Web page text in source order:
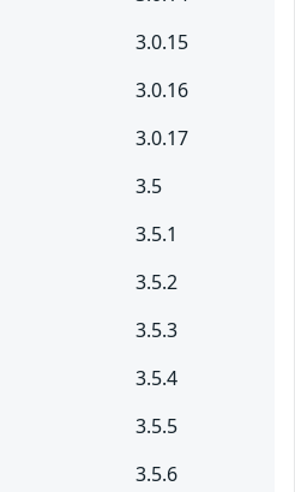
3.0.15
3.0.16
3.0.17
3.5
3.5.1
3.5.2
3.5.3
3.5.4
3.5.5
3.5.6